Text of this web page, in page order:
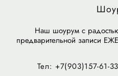
Наш шоурум с
предварительной записи
Тел: +7(903)157-61-